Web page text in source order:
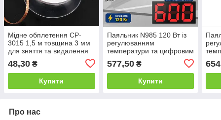
Мідне обплетення CP-
3015 1,5 м товщина 3 мм
для зняття та видалення
48,30 ₴
Купити
Паяльник N985 120 Вт із
регулюванням
температури та цифровим
577,50₴
Купити
Про нас